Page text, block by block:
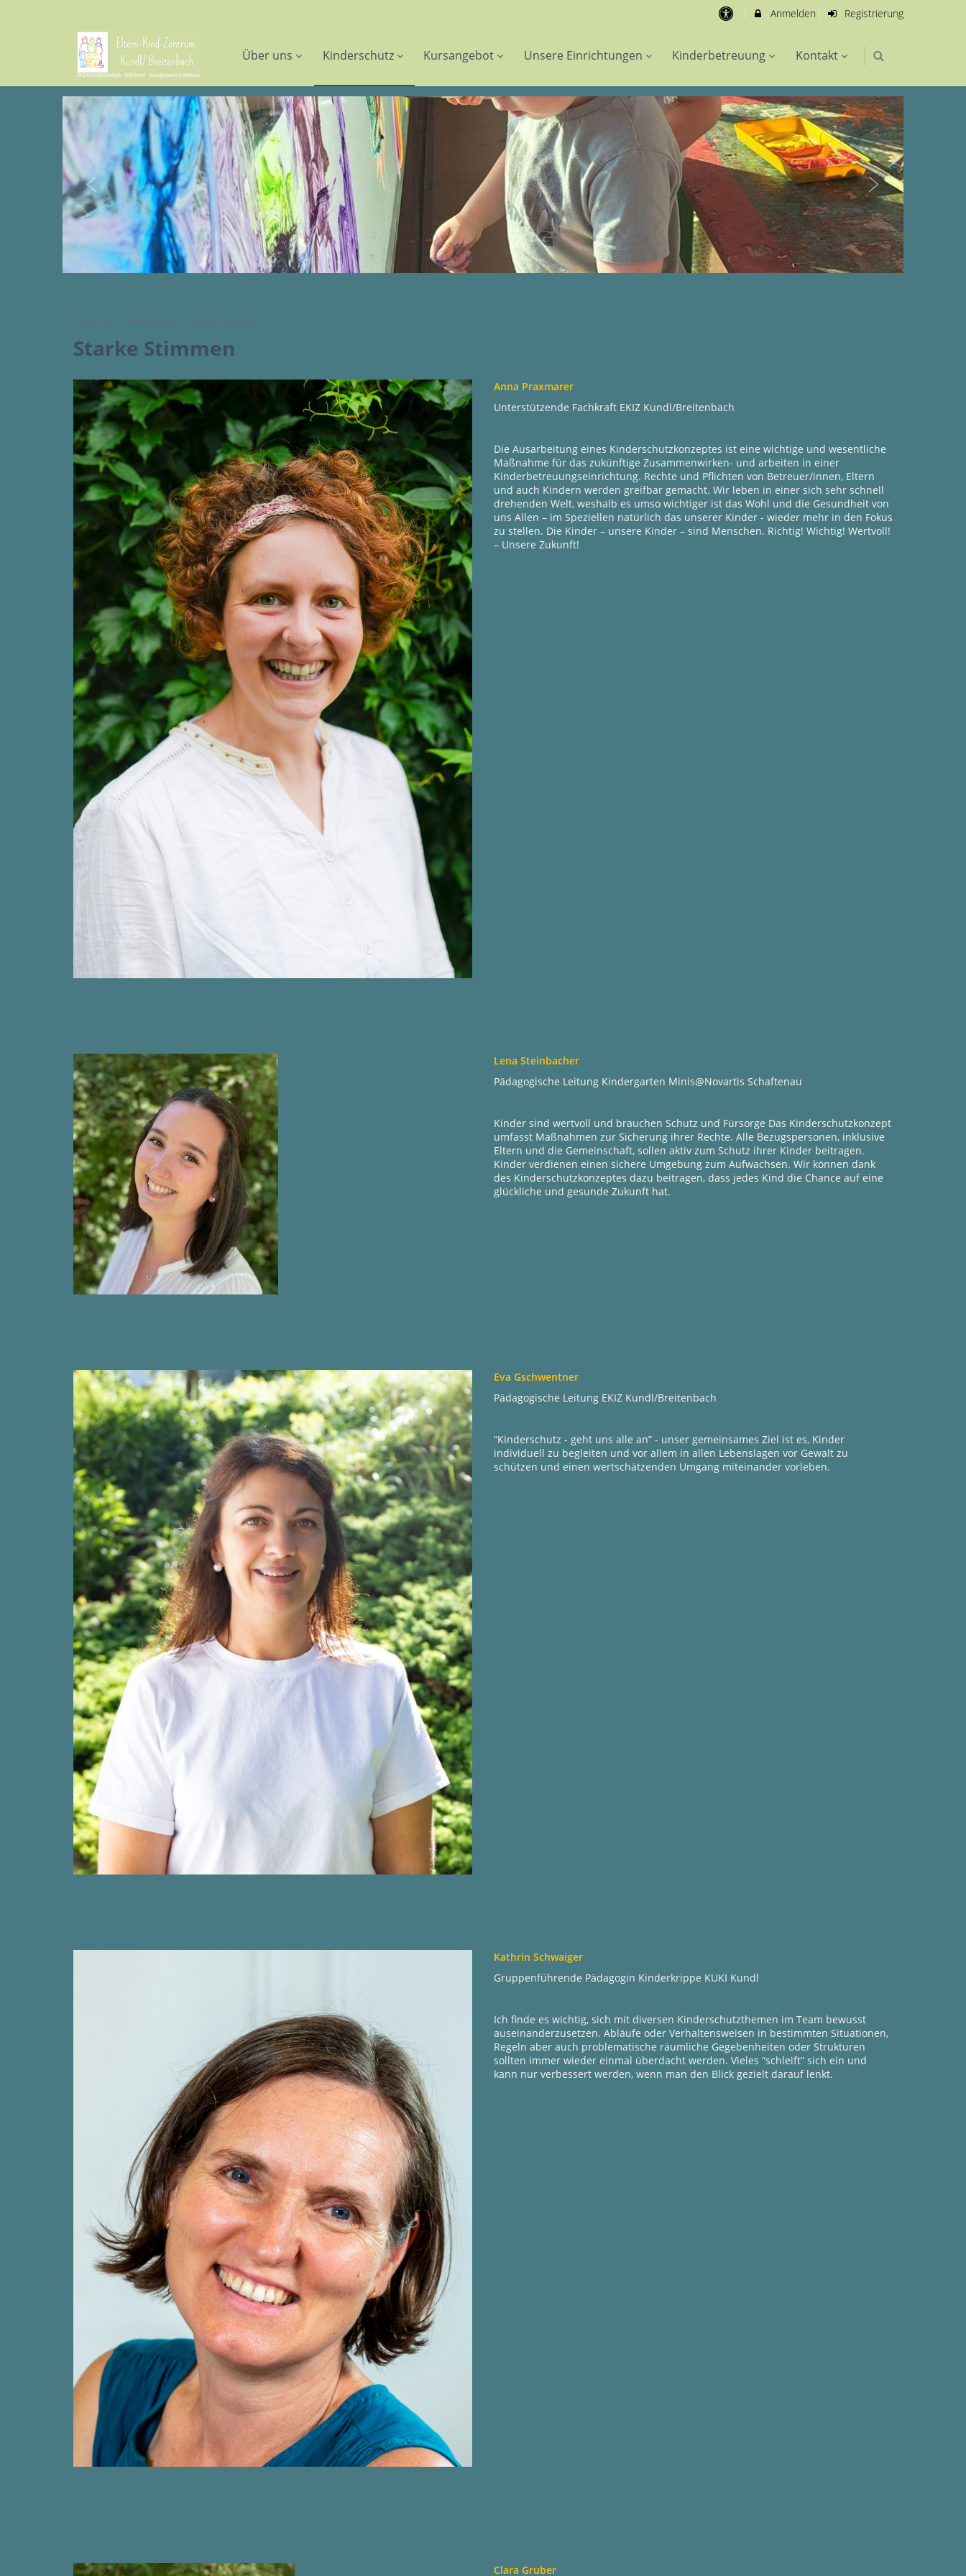
Anmelden Registrierung
Über uns Kinderschutz Kursangebot Unsere Einrichtungen Kinderbetreuung Kontakt
Starke Stimmen
Anna Praxmarer
Unterstützende Fachkraft EKIZ Kundl/Breitenbach
Die Ausarbeitung eines Kinderschutzkonzeptes ist eine wichtige und wesentliche
Maßnahme für das zukünftige Zusammenwirken- und arbeiten in einer
Kinderbetreuungseinrichtung. Rechte und Pflichten von Betreuer/innen, Eltern
und auch Kindern werden greifbar gemacht. Wir leben in einer sich sehr schnell
drehenden Welt, weshalb es umso wichtiger ist das Wohl und die Gesundheit von
uns Allen – im Speziellen natürlich das unserer Kinder - wieder mehr in den Fokus
zu stellen. Die Kinder – unsere Kinder – sind Menschen. Richtig! Wichtig! Wertvoll!
– Unsere Zukunft!
Lena Steinbacher
Pädagogische Leitung Kindergarten Minis@Novartis Schaftenau
Kinder sind wertvoll und brauchen Schutz und Fürsorge Das Kinderschutzkonzept
umfasst Maßnahmen zur Sicherung ihrer Rechte. Alle Bezugspersonen, inklusive
Eltern und die Gemeinschaft, sollen aktiv zum Schutz ihrer Kinder beitragen.
Kinder verdienen einen sichere Umgebung zum Aufwachsen. Wir können dank
des Kinderschutzkonzeptes dazu beitragen, dass jedes Kind die Chance auf eine
glückliche und gesunde Zukunft hat.
Eva Gschwentner
Pädagogische Leitung EKIZ Kundl/Breitenbach
“Kinderschutz - geht uns alle an” - unser gemeinsames Ziel ist es, Kinder
individuell zu begleiten und vor allem in allen Lebenslagen vor Gewalt zu
schützen und einen wertschätzenden Umgang miteinander vorleben.
Kathrin Schwaiger
Gruppenführende Pädagogin Kinderkrippe KUKI Kundl
Ich finde es wichtig, sich mit diversen Kinderschutzthemen im Team bewusst
auseinanderzusetzen. Abläufe oder Verhaltensweisen in bestimmten Situationen,
Regeln aber auch problematische räumliche Gegebenheiten oder Strukturen
sollten immer wieder einmal überdacht werden. Vieles “schleift” sich ein und
kann nur verbessert werden, wenn man den Blick gezielt darauf lenkt.
Clara Gruber